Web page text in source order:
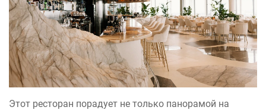
Этот ресторан порадует не только панорамой на